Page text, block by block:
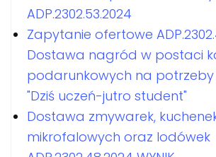
ADP.2302.53.2024
Zapytanie ofertowe
Dostawa nagród w postaci
podarunkowych na
"Dziś uczeń-jutro student"
Dostawa zmywarek,
mikrofalowych oraz lodówek